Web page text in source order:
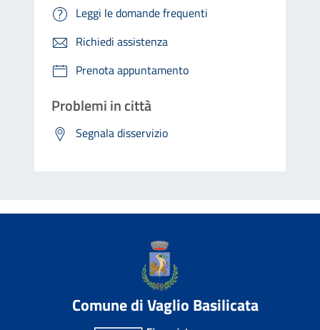
Leggi le domande frequenti
Richiedi assistenza
Prenota appuntamento
Problemi in città
Segnala disservizio
Comune di Vaglio Basilicata